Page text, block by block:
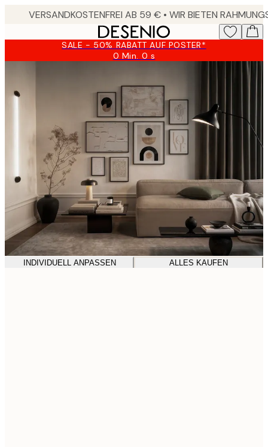
SALE - 50% RABATT AUF POSTER*
0 Min. 0 s
Gültig
08-
10
INDIVIDUELL ANPASSEN ALLES KAUFEN